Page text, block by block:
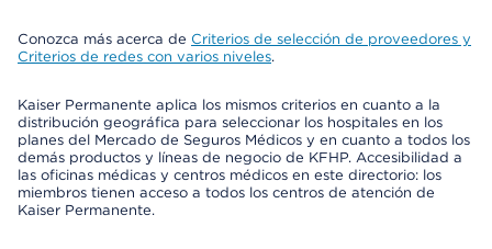
Conozca más acerca de Criterios de selección de proveedores y
Criterios de redes con varios niveles.
Kaiser Permanente aplica los mismos criterios en cuanto a la
distribución geográfica para seleccionar los hospitales en los
planes del Mercado de Seguros Médicos y en cuanto a todos los
demás productos y líneas de negocio de KFHP. Accesibilidad a
las oficinas médicas y centros médicos en este directorio: los
miembros tienen acceso a todos los centros de atención de
Kaiser Permanente.